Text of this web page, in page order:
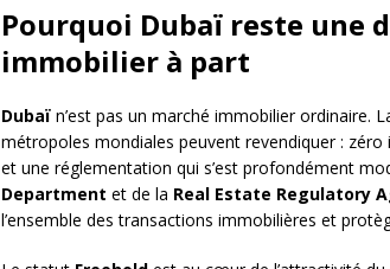
Pourquoi Dubaï reste une
immobilier à part
Dubaï n’est pas un marché immobilier ordinaire.
métropoles mondiales peuvent revendiquer :
et une réglementation qui s’est profondément
Department et de la Real Estate Regulatory
l’ensemble des transactions immobilières et